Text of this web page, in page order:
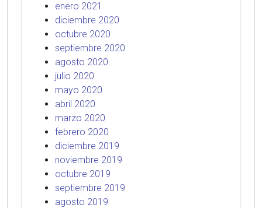
enero 2021
diciembre 2020
octubre 2020
septiembre 2020
agosto 2020
julio 2020
mayo 2020
abril 2020
marzo 2020
febrero 2020
diciembre 2019
noviembre 2019
octubre 2019
septiembre 2019
agosto 2019